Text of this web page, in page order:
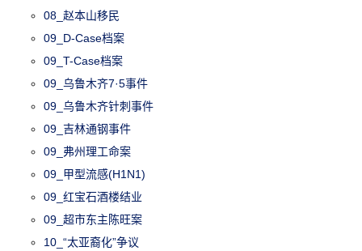
08_赵本山移民
09_D-Case档案
09_T-Case档案
09_乌鲁木齐7·5事件
09_乌鲁木齐针刺事件
09_吉林通钢事件
09_弗州理工命案
09_甲型流感(H1N1)
09_红宝石酒楼结业
09_超市东主陈旺案
10_“太亚裔化”争议